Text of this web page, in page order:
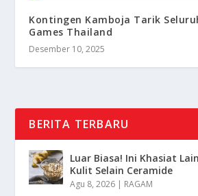
Kontingen Kamboja Tarik
Games Thailand
Desember 10, 2025
BERITA TERBARU
Luar Biasa! Ini Khasiat
Kulit Selain Ceramide
Agu 8, 2026 | RAGAM